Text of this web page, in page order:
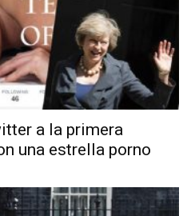
a la primera
una estrella porno